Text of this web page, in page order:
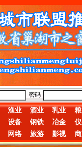
密码
渔业 酒业 乳业
设备 钢铁 冶金
网络 旅游 影视